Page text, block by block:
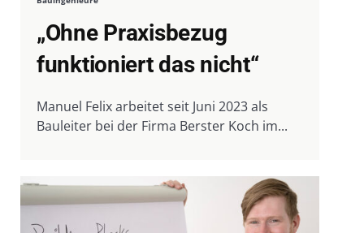
„Ohne Praxisbezug
funktioniert das nicht“
Manuel Felix arbeitet seit Juni 2023 als
Bauleiter bei der Firma Berster Koch im...